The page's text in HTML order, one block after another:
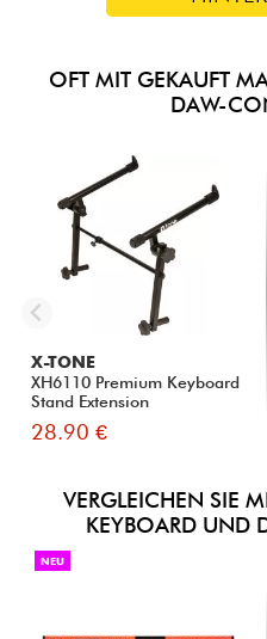
DIE MEINUNG UNSERER
auszeichnet. Er
STANs und
erstklassiges
Dank MIDI-
Stromversorgung über
als Standalone-Gerät
werden und bietet
Musikproduktionen.
OFT MIT GEKAUFT
DAW-
X-TONE
XH6110 Premium Keyboard
Stand Extension
28.90 €
VERGLEICHEN SIE
KEYBOARD UND
NEU